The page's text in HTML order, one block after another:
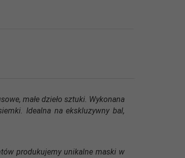
małe dzieło sztuki. Wykonana
Idealna na ekskluzywny bal,
produkujemy unikalne maski w